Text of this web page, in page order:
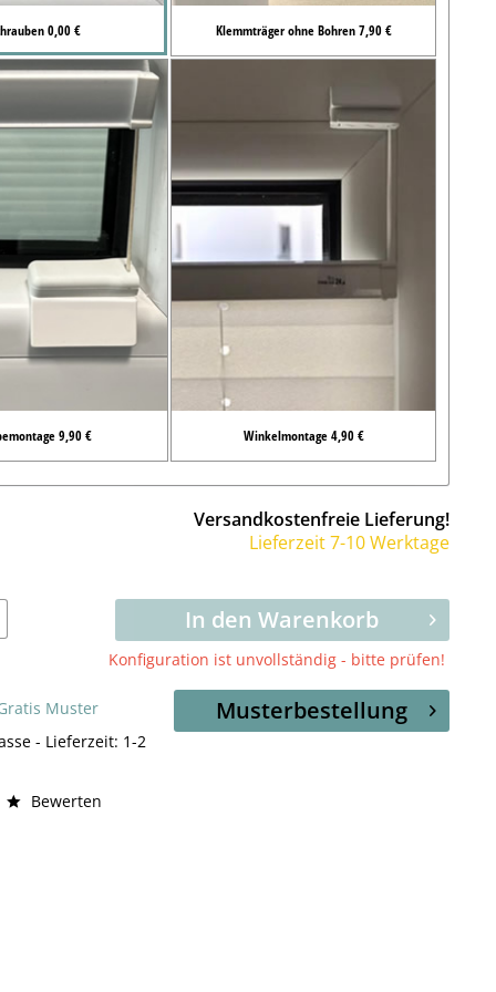
0,00 € Klemmträger ohne Bohren 7,90 €
9,90 € Winkelmontage 4,90 €
Versandkostenfreie Lieferung!
Lieferzeit 7-10 Werktage
In den Warenkorb
Konfiguration ist unvollständig - bitte prüfen!
Musterbestellung
Muster
- Lieferzeit: 1-2
Bewerten